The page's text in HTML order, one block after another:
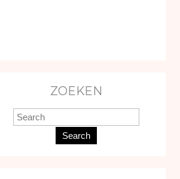
ZOEKEN
Search